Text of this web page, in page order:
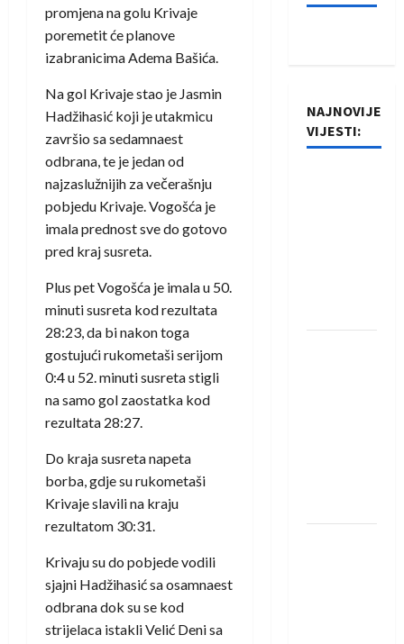
promjena na golu Krivaje
poremetit će planove
izabranicima Adema Bašića.
Na gol Krivaje stao je Jasmin
Hadžihasić koji je utakmicu
završio sa sedamnaest
odbrana, te je jedan od
najzaslužnijih za večerašnju
pobjedu Krivaje. Vogošća je
imala prednost sve do gotovo
pred kraj susreta.
Plus pet Vogošća je imala u 50.
minuti susreta kod rezultata
28:23, da bi nakon toga
gostujući rukometaši serijom
0:4 u 52. minuti susreta stigli
na samo gol zaostatka kod
rezultata 28:27.
Do kraja susreta napeta
borba, gdje su rukometaši
Krivaje slavili na kraju
rezultatom 30:31.
Krivaju su do pobjede vodili
sjajni Hadžihasić sa osamnaest
odbrana dok su se kod
strijelaca istakli Velić Deni sa
NAJNOVIJE
VIJESTI: